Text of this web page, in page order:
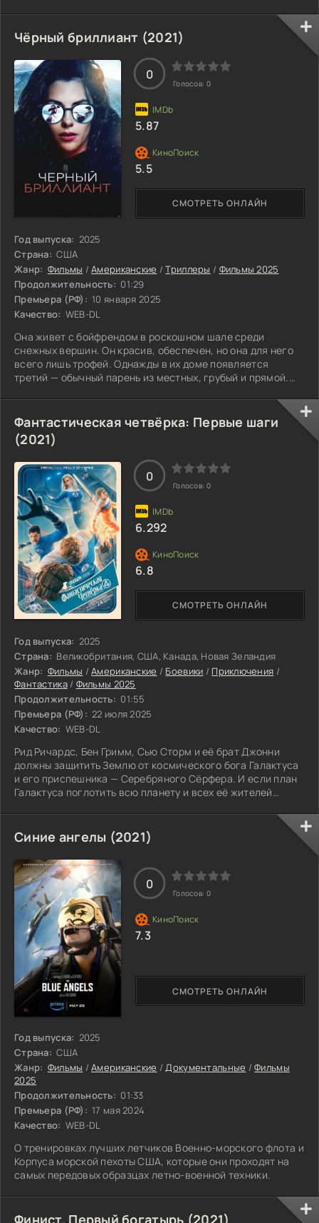
Чёрный бриллиант (2021)
Год выпуска: 2025
Страна: США
Жанр: Фильмы /Американские /Триллеры / Фильмы 2025
Продолжительность: 01:29
Премьера (РФ): 10 января 2025
Качество: WEB-DL
Она живет с бойфрендом в роскошном шале среди
снежных вершин. Он красив, обеспечен, но она для него
всего лишь трофей. Однажды в их доме появляется
третий — обычный парень из местных, грубый и прямой.
перерастает в страсть. А следом за опасными связями
неизменно приходит смерть.
СМОТРЕТЬ ОНЛАЙН
0
Голосов: 0
5.87
5.5
Фантастическая четвёрка: Первые шаги
(2021)
Год выпуска: 2025
Страна: Великобритания, США, Канада, Новая Зеландия
Жанр: Фильмы /Американские / Боевики / Приключения /
Фантастика/ Фильмы 2025
Продолжительность: 01:55
Премьера (РФ): 22 июля 2025
Качество: WEB-DL
Рид Ричардс, Бен Гримм, Сью Сторм и её брат Джонни
должны защитить Землю от космического бога Галактуса
и его приспешника — Серебряного Сёрфера. И если план
Галактуса поглотить всю планету и всех её жителей
становится личной.
СМОТРЕТЬ ОНЛАЙН
0
Голосов: 0
6.292
6.8
Синие ангелы (2021)
Год выпуска: 2025
Страна: США
Жанр: Фильмы /Американские /Документальные /Фильмы
2025
Продолжительность: 01:33
Премьера (РФ): 17 мая 2024
Качество: WEB-DL
О тренировках лучших летчиков Военно-морского флота и
Корпуса морской пехоты США, которые они проходят на
самых передовых образцах летно-военной техники.
СМОТРЕТЬ ОНЛАЙН
0
Голосов: 0
7.3
Финист. Первый богатырь (2021)